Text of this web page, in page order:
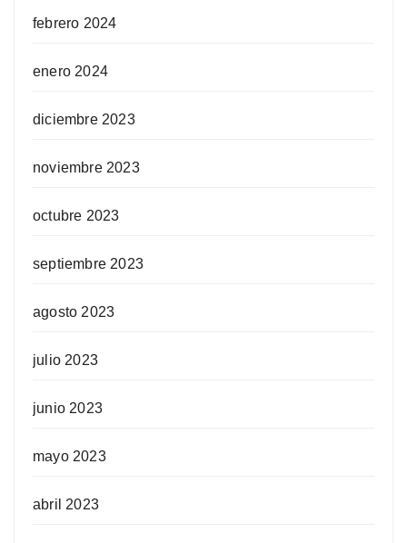
febrero 2024
enero 2024
diciembre 2023
noviembre 2023
octubre 2023
septiembre 2023
agosto 2023
julio 2023
junio 2023
mayo 2023
abril 2023